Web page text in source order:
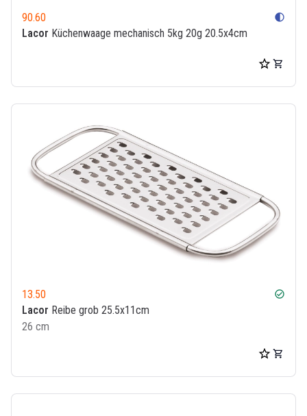
90.60 contrast
Lacor Küchenwaage mechanisch 5kg 20g 20.5x4cm
13.50 check_circle
Lacor Reibe grob 25.5x11cm
26 cm